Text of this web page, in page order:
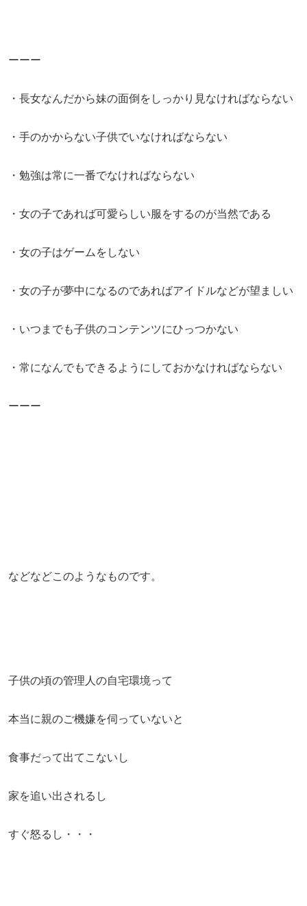
ーーー
・長女なんだから妹の面倒をしっかり見なければならない
・手のかからない子供でいなければならない
・勉強は常に一番でなければならない
・女の子であれば可愛らしい服をするのが当然である
・女の子はゲームをしない
・女の子が夢中になるのであればアイドルなどが望ましい
・いつまでも子供のコンテンツにひっつかない
・常になんでもできるようにしておかなければならない
ーーー
などなどこのようなものです。
子供の頃の管理人の自宅環境って
本当に親のご機嫌を伺っていないと
食事だって出てこないし
家を追い出されるし
すぐ怒るし・・・